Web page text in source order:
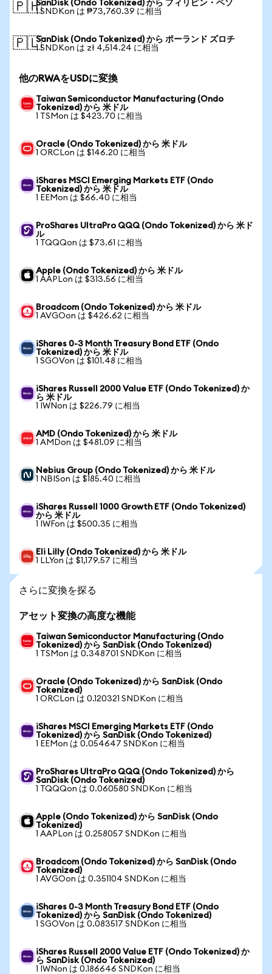
🇵🇭SanDisk (Ondo Tokenized) から フィリピン・ペソ
1 SNDKon は ₱73,760.39 に相当
🇵🇱SanDisk (Ondo Tokenized) から ポーランド ズロチ
1 SNDKon は zł 4,514.24 に相当
他のRWAをUSDに変換
Taiwan Semiconductor Manufacturing (Ondo
Tokenized) から 米ドル
1 TSMon は $423.70 に相当
Oracle (Ondo Tokenized) から 米ドル
1 ORCLon は $146.20 に相当
iShares MSCI Emerging Markets ETF (Ondo
Tokenized) から 米ドル
1 EEMon は $66.40 に相当
ProShares UltraPro QQQ (Ondo Tokenized) から 米ド
ル
1 TQQQon は $73.61 に相当
Apple (Ondo Tokenized) から 米ドル
1 AAPLon は $313.56 に相当
Broadcom (Ondo Tokenized) から 米ドル
1 AVGOon は $426.62 に相当
iShares 0-3 Month Treasury Bond ETF (Ondo
Tokenized) から 米ドル
1 SGOVon は $101.48 に相当
iShares Russell 2000 Value ETF (Ondo Tokenized) か
ら 米ドル
1 IWNon は $226.79 に相当
AMD (Ondo Tokenized) から 米ドル
1 AMDon は $481.09 に相当
Nebius Group (Ondo Tokenized) から 米ドル
1 NBISon は $185.40 に相当
iShares Russell 1000 Growth ETF (Ondo Tokenized)
から 米ドル
1 IWFon は $500.35 に相当
Eli Lilly (Ondo Tokenized) から 米ドル
1 LLYon は $1,179.57 に相当
さらに変換を探る
アセット変換の高度な機能
Taiwan Semiconductor Manufacturing (Ondo
Tokenized) から SanDisk (Ondo Tokenized)
1 TSMon は 0.348701 SNDKon に相当
Oracle (Ondo Tokenized) から SanDisk (Ondo
Tokenized)
1 ORCLon は 0.120321 SNDKon に相当
iShares MSCI Emerging Markets ETF (Ondo
Tokenized) から SanDisk (Ondo Tokenized)
1 EEMon は 0.054647 SNDKon に相当
ProShares UltraPro QQQ (Ondo Tokenized) から
SanDisk (Ondo Tokenized)
1 TQQQon は 0.060580 SNDKon に相当
Apple (Ondo Tokenized) から SanDisk (Ondo
Tokenized)
1 AAPLon は 0.258057 SNDKon に相当
Broadcom (Ondo Tokenized) から SanDisk (Ondo
Tokenized)
1 AVGOon は 0.351104 SNDKon に相当
iShares 0-3 Month Treasury Bond ETF (Ondo
Tokenized) から SanDisk (Ondo Tokenized)
1 SGOVon は 0.083517 SNDKon に相当
iShares Russell 2000 Value ETF (Ondo Tokenized) か
ら SanDisk (Ondo Tokenized)
1 IWNon は 0.186646 SNDKon に相当